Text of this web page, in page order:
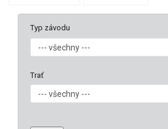
Typ závodu
Trať